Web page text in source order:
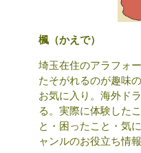
楓（かえで）
埼玉在住のアラフォ
たそがれるのが趣味
お気に入り。海外ド
る。実際に体験した
と・困ったこと・気
ャンルのお役立ち情